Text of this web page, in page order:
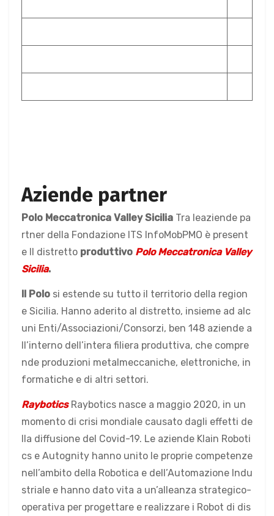
Aziende partner
Polo Meccatronica Valley Sicilia Tra leaziende pa
rtner della Fondazione ITS InfoMobPMO è present
e Il distretto produttivo Polo Meccatronica Valley
Sicilia.
Il Polo si estende su tutto il territorio della region
e Sicilia. Hanno aderito al distretto, insieme ad alc
uni Enti/Associazioni/Consorzi, ben 148 aziende a
ll’interno dell’intera filiera produttiva, che compre
nde produzioni metalmeccaniche, elettroniche, in
formatiche e di altri settori.
RayboticsRaybotics nasce a maggio 2020, in un
momento di crisi mondiale causato dagli effetti de
lla diffusione del Covid-19. Le aziende Klain Roboti
cs e Autognity hanno unito le proprie competenze
nell’ambito della Robotica e dell’Automazione Indu
striale e hanno dato vita a un’alleanza strategico-
operativa per progettare e realizzare i Robot di dis